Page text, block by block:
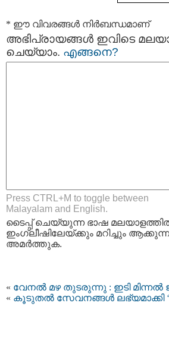
* ഈ വിവരങ്ങള്‍ നിര്‍ബന്ധമാണ്
അഭിപ്രായങ്ങള്‍ ഇവിടെ
ചെയ്യാം. എങ്ങനെ?
Press CTRL+M to toggle between
Malayalam and English.
ടൈപ്പ്‌ ചെയ്യുന്ന ഭാഷ
ഇംഗ്ലീഷിലേയ്ക്കും മറിച്ചും
അമര്‍ത്തുക.
« വേനൽ മഴ തുടരുന്നു : ഇടി മിന്നൽ
« കൂടുതൽ സേവനങ്ങൾ ലഭ്യമാക്കി